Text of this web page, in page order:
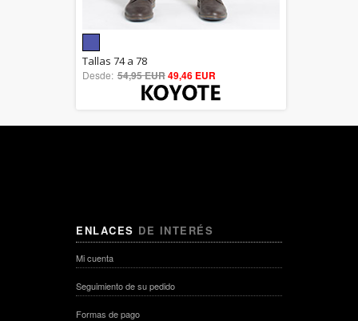
out of 5
Tallas 74 a 78
Desde: 54,95 EUR49,46 EUR
ENLACES DE INTERÉS
Mi cuenta
Seguimiento de su pedido
Formas de pago